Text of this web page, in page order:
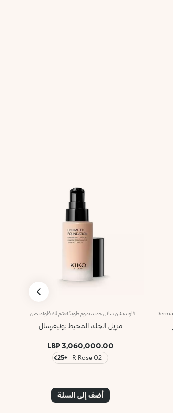
مزيل الجلد المحيط يونيفرسال
3,060,000.00 LBP
02 R Rose
+25
أضف إلى السلة